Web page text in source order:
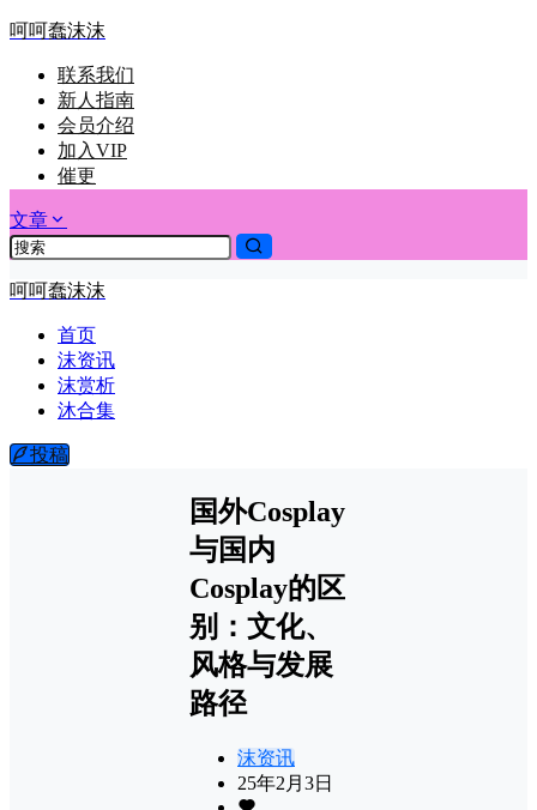
呵呵蠢沫沫
联系我们
新人指南
会员介绍
加入VIP
催更
文章
呵呵蠢沫沫
首页
沫资讯
沫赏析
沐合集
投稿
国外Cosplay
与国内
Cosplay的区
别：文化、
风格与发展
路径
沫资讯
25年2月3日